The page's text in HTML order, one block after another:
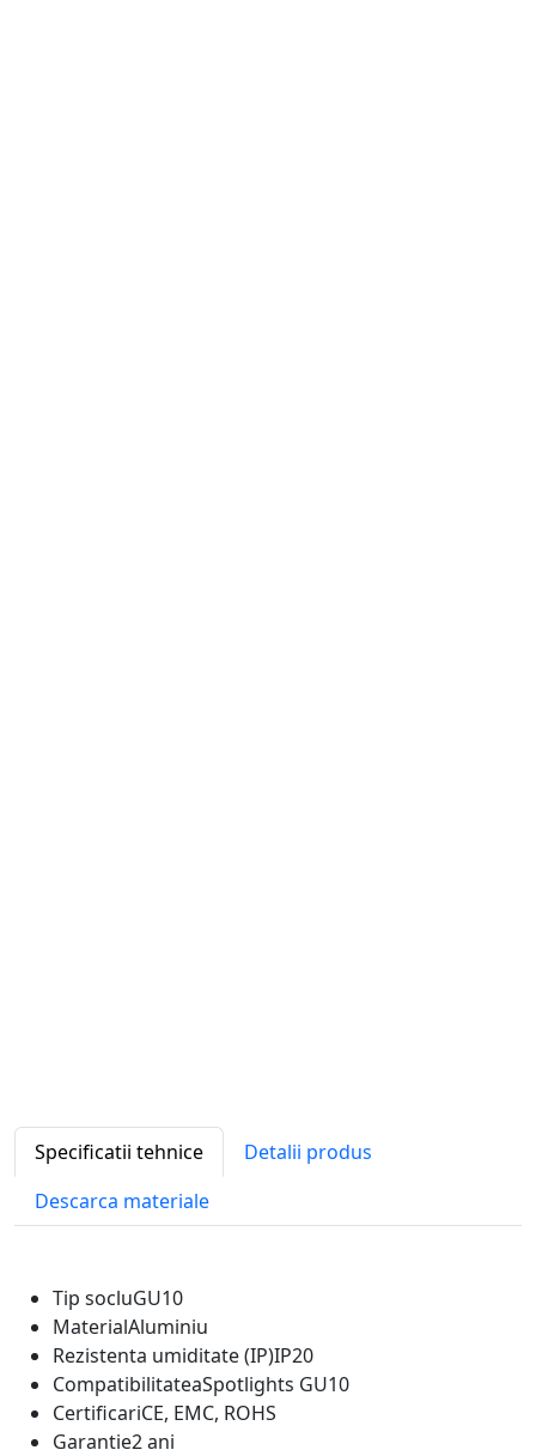
Specificatii tehnice
Detalii produs
Descarca materiale
Tip socluGU10
MaterialAluminiu
Rezistenta umiditate (IP)IP20
CompatibilitateaSpotlights GU10
CertificariCE, EMC, ROHS
Garantie2 ani